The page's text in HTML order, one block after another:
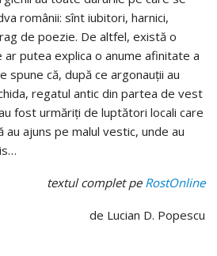
românii: sînt iubitori, harnici,
de poezie. De altfel, există o
putea explica o anume afinitate a
spune că, după ce argonauţii au
regatul antic din partea de vest
fost urmăriţi de luptători locali care
au ajuns pe malul vestic, unde au
textul complet pe RostOnline
de Lucian D. Popescu